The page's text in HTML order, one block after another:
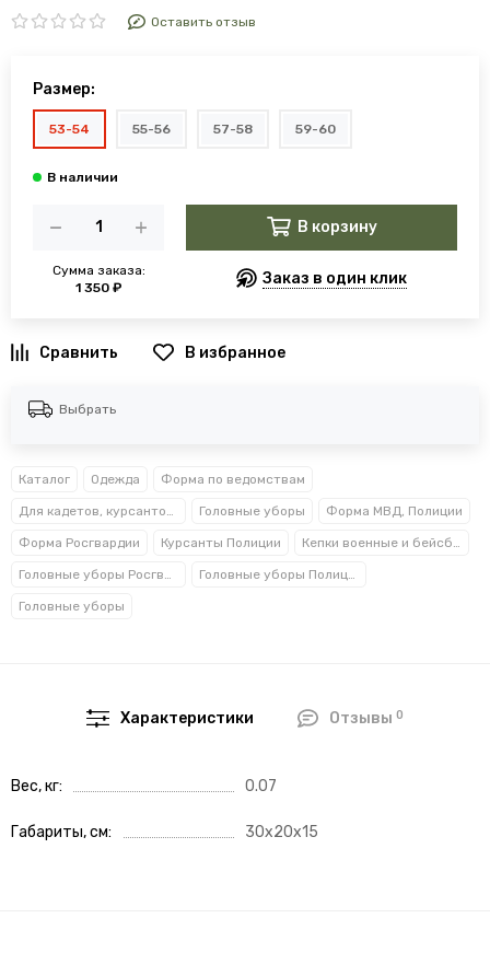
Оставить отзыв
Размер:
53-54 55-56 57-58 59-60
Сумма заказа:
1 350 ₽
В корзину
Заказ в один клик
В избранное
Выбрать
Каталог Одежда Форма по ведомствам
Для кадетов, курсантов, студентов Головные уборы Форма МВД, Полиции
Форма Росгвардии Курсанты Полиции Кепки военные и бейсболки
Головные уборы Росгвардии Головные уборы Полиции
Головные уборы
Характеристики Отзывы 0
Вес, кг 0.07
Габариты, см 30x20x15